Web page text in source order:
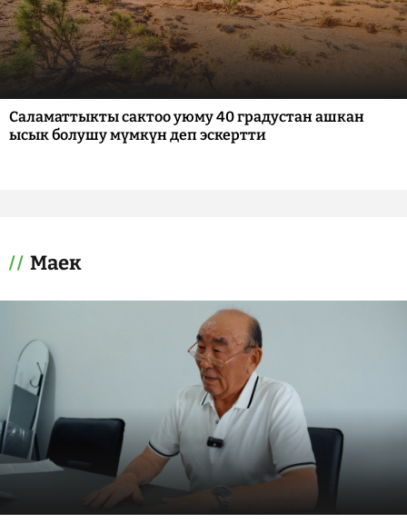
Саламаттыкты сактоо уюму 40 градустан ашкан
ысык болушу мүмкүн деп эскертти
Маек